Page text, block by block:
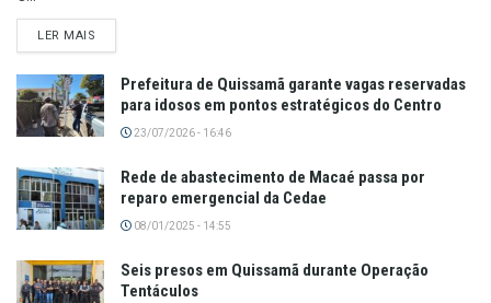
LER MAIS
Prefeitura de Quissamã garante vagas reservadas
para idosos em pontos estratégicos do Centro
23/07/2026 - 16:46
Rede de abastecimento de Macaé passa por
reparo emergencial da Cedae
08/01/2025 - 14:55
Seis presos em Quissamã durante Operação
Tentáculos